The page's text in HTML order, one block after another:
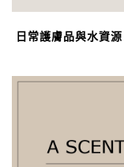
日常護膚品與水資